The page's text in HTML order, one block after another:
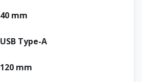
40 mm
USB Type-A
120 mm